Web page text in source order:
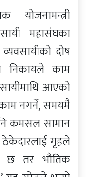
महासंघका
दोष
निकायले काम
आएको
नगर्ने, समयमै
कमसल सामान
ठेकेदारलाई गृहले
छ तर भौतिक